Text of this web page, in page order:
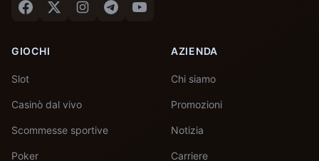
GIOCHI
Slot
Casinò dal vivo
Scommesse sportive
Poker
AZIENDA
Chi siamo
Promozioni
Notizia
Carriere